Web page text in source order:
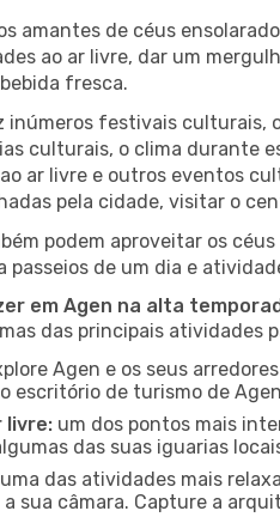
amantes de céus
ao ar livre, dar um
fresca.
inúmeros festivais
culturais, o clima durante
ar livre e outros eventos
pela cidade, visitar o
podem aproveitar os
passeios de um dia e
em Agen na alta
das principais atividades
Agen e os seus
escritório de turismo de
livre: um dos pontos mais
das suas iguarias
uma das atividades mais
sua câmara. Capture a